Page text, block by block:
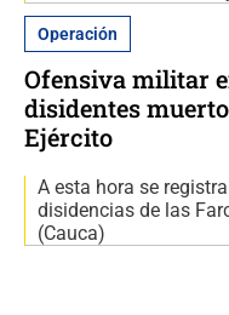
Operación
Ofensiva militar
disidentes
Ejército
A esta hora se
disidencias de las
(Cauca)